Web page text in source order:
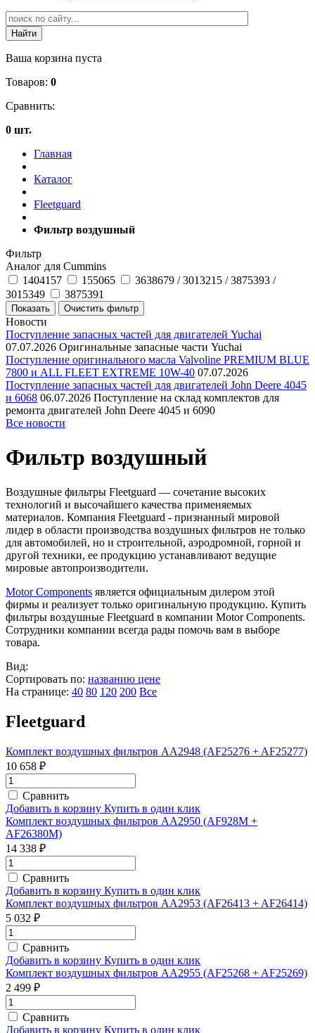
Ваша корзина пуста
Товаров: 0
Сравнить:
0 шт.
Главная
Каталог
Fleetguard
Фильтр воздушный
Фильтр
Аналог для Cummins
1404157
155065
3638679 / 3013215 / 3875393 /
3015349
3875391
Новости
Поступление запасных частей для двигателей Yuchai
07.07.2026 Оригинальные запасные части Yuchai
Поступление оригинального масла Valvoline PREMIUM BLUE
7800 и ALL FLEET EXTREME 10W-40 07.07.2026
Поступление запасных частей для двигателей John Deere 4045
и 6068 06.07.2026 Поступление на склад комплектов для
ремонта двигателей John Deere 4045 и 6090
Все новости
Фильтр воздушный
Воздушные фильтры Fleetguard — сочетание высоких
технологий и высочайшего качества применяемых
материалов. Компания Fleetguard - признанный мировой
лидер в области производства воздушных фильтров не только
для автомобилей, но и строительной, аэродромной, горной и
другой техники, ее продукцию устанавливают ведущие
мировые автопроизводители.
Motor Components является официальным дилером этой
фирмы и реализует только оригинальную продукцию. Купить
фильтры воздушные Fleetguard в компании Motor Components.
Сотрудники компании всегда рады помочь вам в выборе
товара.
Вид:
Сортировать по: названию цене
На странице: 40 80 120 200 Все
Fleetguard
Комплект воздушных фильтров AA2948 (AF25276 + AF25277)
10 658 ₽
Сравнить
Добавить в корзину Купить в один клик
Комплект воздушных фильтров AA2950 (AF928M +
AF26380M)
14 338 ₽
Сравнить
Добавить в корзину Купить в один клик
Комплект воздушных фильтров AA2953 (AF26413 + AF26414)
5 032 ₽
Сравнить
Добавить в корзину Купить в один клик
Комплект воздушных фильтров AA2955 (AF25268 + AF25269)
2 499 ₽
Сравнить
Добавить в корзину Купить в один клик